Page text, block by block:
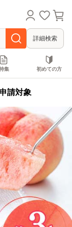
詳細検索
集 初めての方
請対象